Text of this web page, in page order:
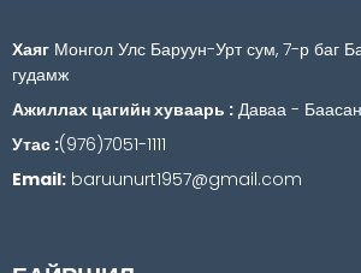
Хаяг Монгол Улс Баруун-Урт сум, 7-р баг
гудамж
Ажиллах цагийн хуваарь : Даваа -
Утас :(976)7051-1111
Email: baruunurt1957@gmail.com